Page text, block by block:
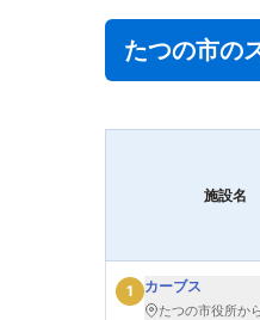
たつの市の
施設名
1 カーブス
たつの市役所か